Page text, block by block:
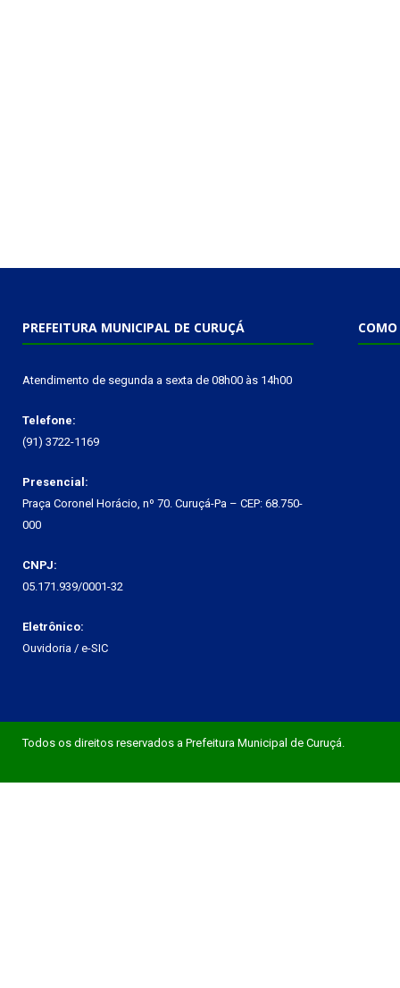
PREFEITURA MUNICIPAL DE CURUÇÁ
Atendimento de segunda a sexta de 08h00 às 14h00
Telefone:
(91) 3722-1169
Presencial:
Praça Coronel Horácio, nº 70. Curuçá-Pa – CEP: 68.750-
000
CNPJ:
05.171.939/0001-32
Eletrônico:
Ouvidoria / e-SIC
COMO
Todos os direitos reservados a Prefeitura Municipal de Curuçá.